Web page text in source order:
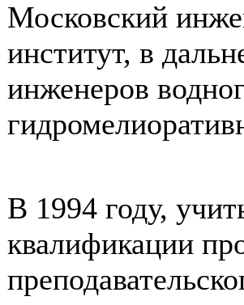
Московский
институт, в
инженеров
В 1994 году,
квалификации